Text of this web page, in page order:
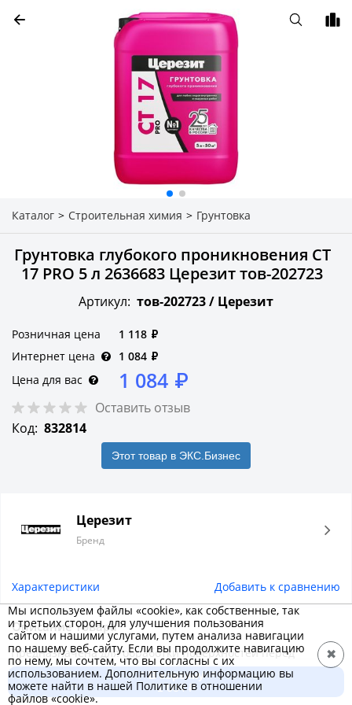
Каталог > Строительная химия > Грунтовка
Грунтовка глубокого проникновения CT
17 PRO 5 л 2636683 Церезит тов-202723
Артикул: тов-202723 / Церезит
Розничная цена 1 118 ₽
Интернет цена
1 084 ₽
Цена для вас
1 084 ₽
Оставить отзыв
Код: 832814
Этот товар в ЭКС.Бизнес
Церезит
Бренд
Характеристики Добавить к сравнению
Описание товара
Предназначена для обработки поверхностей перед
нанесением штукатурных и напольных смесей, плиточных
клеев и т.д. Применяется для обработки всех видов
В корзину
1 084 ₽
Мы используем файлы «cookie», как собственные, так
и третьих сторон, для улучшения пользования
сайтом и нашими услугами, путем анализа навигации
по нашему веб-сайту. Если вы продолжите навигацию
по нему, мы сочтем, что вы согласны с их
использованием. Дополнительную информацию вы
можете найти в нашей Политике в отношении
файлов «cookie».
✖